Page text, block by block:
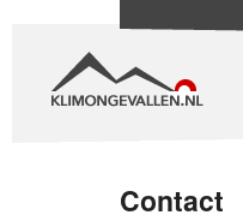
Contact